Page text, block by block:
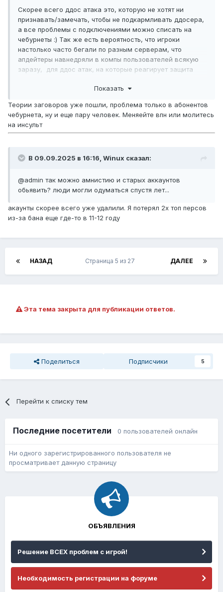
Скорее всего ддос атака это, которую не хотят ни
признавать/замечать, чтобы не подкармливать ддосера,
а все проблемы с подключениями можно списать на
чебурнеты :) Так же есть вероятность, что игроки
настолько часто бегали по разным серверам, что
апдейтеры навнедряли в компы пользователей всякую
заразу, для ддос атак, на которые реагирует защита
открытие нового сервера в таких условиях было бы
А вообще ддосеру было бы обидно, если бы причиной
задержки открытия , оказалась бы проблемы описания
Показать
Теории заговоров уже пошли, проблема только в абонентов
чебурнета, ну и еще пару человек. Меняейте впн или молитесь
на инсульт
В 09.09.2025 в 16:16, Winux сказал:
@admin так можно амнистию и старых аккаунтов
обьявить? люди могли одуматься спустя лет...
акаунты скорее всего уже удалили. Я потерял 2х топ персов
из-за бана еще где-то в 11-12 году
НАЗАД ДАЛЕЕ
Страница 5 из 27
Эта тема закрыта для публикации ответов.
Поделиться Подписчики 5
Перейти к списку тем
Последние посетители 0 пользователей онлайн
Ни одного зарегистрированного пользователя не
просматривает данную страницу
ОБЪЯВЛЕНИЯ
Решение ВСЕХ проблем с игрой!
Необходимость регистрации на форуме